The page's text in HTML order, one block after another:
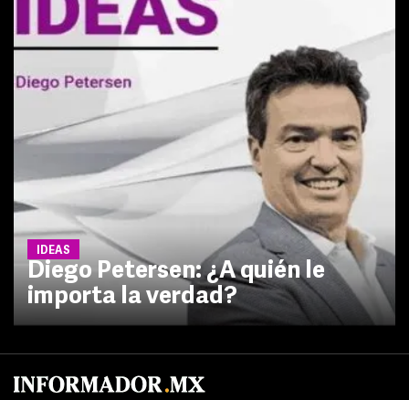
IDEAS
Diego Petersen: ¿A quién le
importa la verdad?